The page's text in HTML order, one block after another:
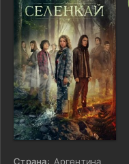
Страна: Аргентина